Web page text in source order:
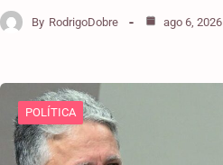
By RodrigoDobre ago 6, 2026
POLÍTICA